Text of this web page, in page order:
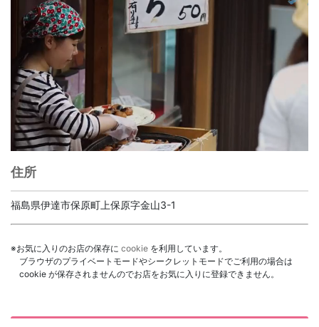
住所
福島県伊達市保原町上保原字金山3-1
※お気に入りのお店の保存に cookie を利用しています。
ブラウザのプライベートモードやシークレットモードでご利用の場合は
cookie が保存されませんのでお店をお気に入りに登録できません。